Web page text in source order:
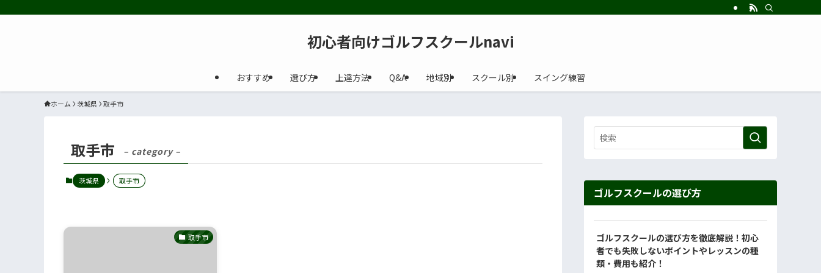
初心者向けゴルフスクールnavi
おすすめ 選び方 上達方法 Q&A 地域別 スクール別 スイング練習
ホーム 茨城県 取手市
取手市 – category –
茨城県 取手市
取手市
ゴルフスクールの選び方
ゴルフスクールの選び方を徹底解説！初心
者でも失敗しないポイントやレッスンの種
類・費用も紹介！